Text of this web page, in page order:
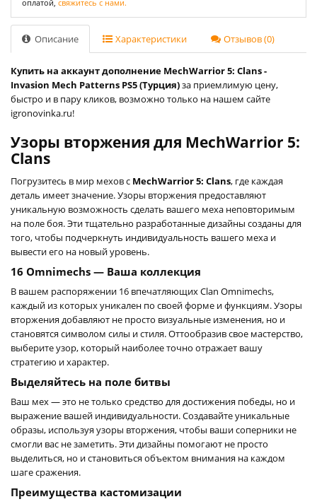
оплатой, свяжитесь с нами.
Описание Характеристики Отзывов (0)
Купить на аккаунт дополнение MechWarrior 5: Clans -
Invasion Mech Patterns PS5 (Турция)за приемлимую цену,
быстро и в пару кликов, возможно только на нашем сайте
igronovinka.ru!
Узоры вторжения для MechWarrior 5:
Clans
Погрузитесь в мир мехов с MechWarrior 5: Clans, где каждая
деталь имеет значение. Узоры вторжения предоставляют
уникальную возможность сделать вашего меха неповторимым
на поле боя. Эти тщательно разработанные дизайны созданы для
того, чтобы подчеркнуть индивидуальность вашего меха и
вывести его на новый уровень.
16 Omnimechs — Ваша коллекция
В вашем распоряжении 16 впечатляющих Clan Omnimechs,
каждый из которых уникален по своей форме и функциям. Узоры
вторжения добавляют не просто визуальные изменения, но и
становятся символом силы и стиля. Оттообразив свое мастерство,
выберите узор, который наиболее точно отражает вашу
стратегию и характер.
Выделяйтесь на поле битвы
Ваш мех — это не только средство для достижения победы, но и
выражение вашей индивидуальности. Создавайте уникальные
образы, используя узоры вторжения, чтобы ваши соперники не
смогли вас не заметить. Эти дизайны помогают не просто
выделиться, но и становиться объектом внимания на каждом
шаге сражения.
Преимущества кастомизации